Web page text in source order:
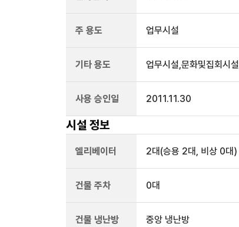
주 용도 업무시설
기타 용도 업무시설,문화및집회시설
사용 승인일 2011.11.30
시설 정보
엘리베이터 2대 (승용 2대, 비상 0대)
건물 주차 0대
건물 냉난방 중앙 냉난방